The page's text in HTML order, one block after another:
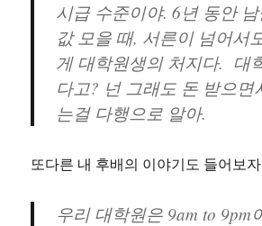
시급 수준이야. 6년 동안
값 모을 때, 서른이 넘어서
게 대학원생의 처지다. 대
다고? 넌 그래도 돈 받으면
는걸 다행으로 알아.
또다른 내 후배의 이야기도 들어보
우리 대학원은 9am to 9pm